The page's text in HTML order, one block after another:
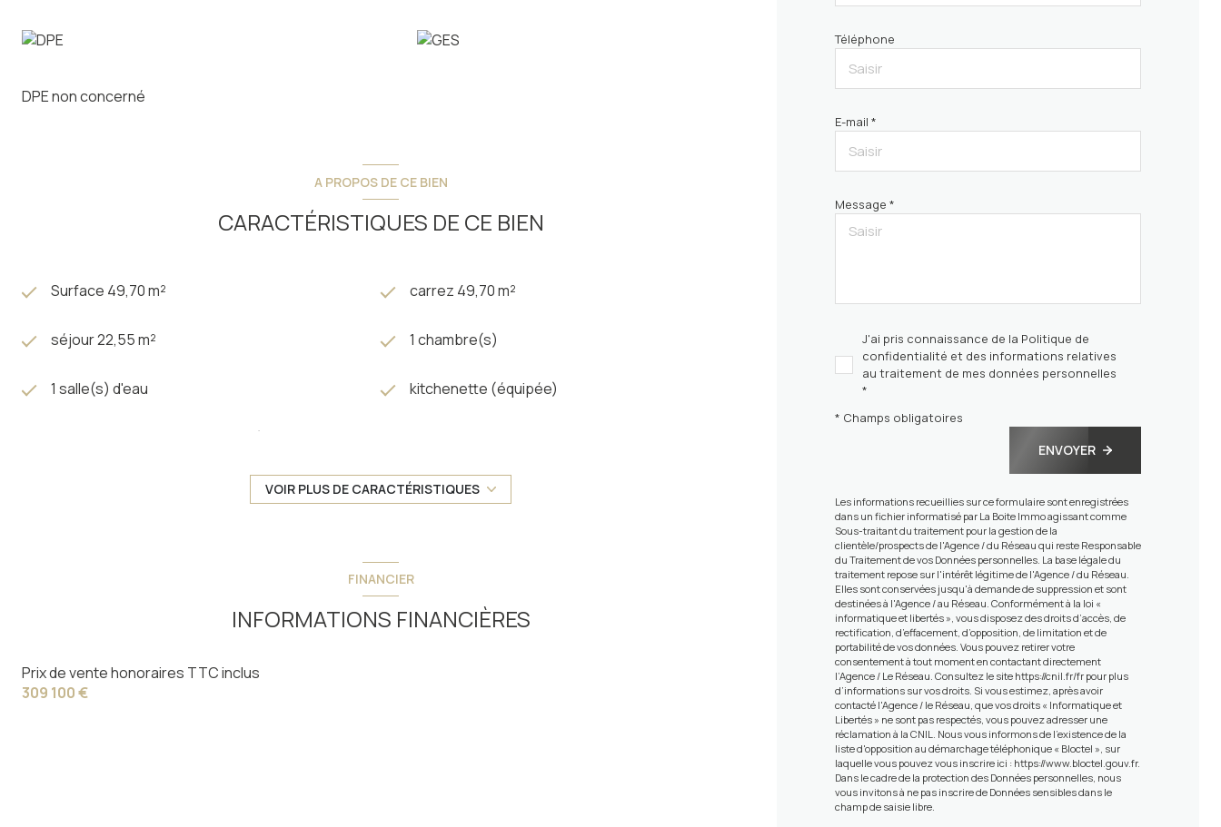
Appartement T2 bis d'environ 49,7m² exposé ouest. Bien pensé, il se compose d'une pièce de vie de près
de 22,5m² offrant un espace repas et un espace salon, d'une chambre, d'un coin nuit indépendant pouvant
Terrasse de 5,14m².
- Revêtements stratifiés dans la pièce de vie et dans les chambres ;
- Carrelage dans les parties humides ;
- Système de chauffage par pompe à chaleur.
informations complémentaires, contactez nous !
DPE non concerné
A PROPOS DE CE BIEN
CARACTÉRISTIQUES DE CE BIEN
Surface 49,70 m² carrez 49,70 m²
séjour 22,55 m² 1 chambre(s)
1 salle(s) d'eau kitchenette (équipée)
Chauffage individuel : air pulsé (pompe à
1er étage
VOIR PLUS DE CARACTÉRISTIQUES
FINANCIER
INFORMATIONS FINANCIÈRES
Prix de vente honoraires TTC inclus
309 100 €
Téléphone
E-mail *
Message *
J'ai pris connaissance de la Politique de
confidentialité et des informations relatives
au traitement de mes données personnelles
*
* Champs obligatoires
ENVOYER
Les informations recueillies sur ce formulaire sont enregistrées
dans un fichier informatisé par La Boite Immo agissant comme
Sous-traitant du traitement pour la gestion de la
clientèle/prospects de l'Agence / du Réseau qui reste Responsable
du Traitement de vos Données personnelles. La base légale du
traitement repose sur l'intérêt légitime de l'Agence / du Réseau.
Elles sont conservées jusqu'à demande de suppression et sont
destinées à l'Agence / au Réseau. Conformément à la loi «
informatique et libertés », vous disposez des droits d’accès, de
rectification, d’effacement, d’opposition, de limitation et de
portabilité de vos données. Vous pouvez retirer votre
consentement à tout moment en contactant directement
l’Agence / Le Réseau. Consultez le site https://cnil.fr/frpour plus
d’informations sur vos droits. Si vous estimez, après avoir
contacté l'Agence / le Réseau, que vos droits « Informatique et
Libertés » ne sont pas respectés, vous pouvez adresser une
réclamation à la CNIL. Nous vous informons de l’existence de la
liste d'opposition au démarchage téléphonique « Bloctel », sur
laquelle vous pouvez vous inscrire ici : https://www.bloctel.gouv.fr.
Dans le cadre de la protection des Données personnelles, nous
vous invitons à ne pas inscrire de Données sensibles dans le
champ de saisie libre.